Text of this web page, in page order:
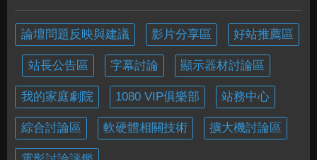
論壇問題反映與建議 影片分享區 好站推薦區
站長公告區 字幕討論 顯示器材討論區
我的家庭劇院 1080 VIP俱樂部 站務中心
綜合討論區 軟硬體相關技術 擴大機討論區